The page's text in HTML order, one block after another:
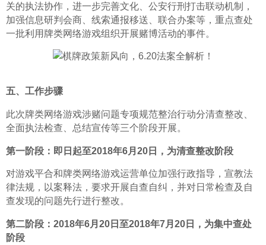
关的执法协作，进一步完善文化、公安行刑打击联动机制，
加强信息研判会商、线索通报移送、联合办案等，重点查处
一批利用牌类网络游戏组织开展赌博活动的事件。
五、工作步骤
此次牌类网络游戏涉赌问题专项规范整治行动分清查整改、
全面执法检查、总结宣传等三个阶段开展。
第一阶段：即日起至2018年6月20日，为清查整改阶段
对游戏平合和牌类网络游戏运营单位加强行政指导，宣教法
律法规，以案释法，要求开展自查自纠，并对日常检查及自
查发现的问题先行进行整改。
第二阶段：2018年6月20日至2018年7月20日，为集中查处
阶段